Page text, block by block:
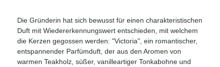
Die Gründerin hat sich bewusst für einen charakteristischen
Duft mit Wiedererkennungswert entschieden, mit welchem
die Kerzen gegossen werden: "Victoria", ein romantischer,
entspannender Parfümduft, der aus den Aromen von
warmen Teakholz, süßer, vanilleartiger Tonkabohne und